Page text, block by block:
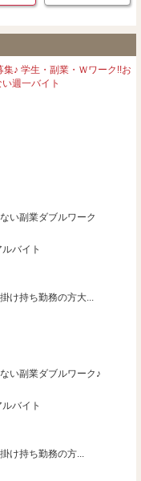
♪ 学生・副業・Ｗワーク!!お
週一バイト
い副業ダブルワーク
バイト
け持ち勤務の方大...
い副業ダブルワーク♪
バイト
け持ち勤務の方...